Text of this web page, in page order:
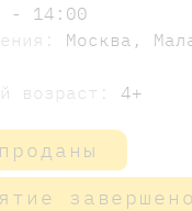
- 14:00
Москва,
возраст: 4+
завершено